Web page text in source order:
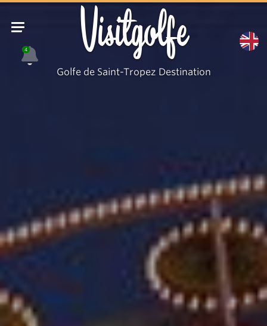
4 Visitgolfe
Golfe de Saint-Tropez Destination